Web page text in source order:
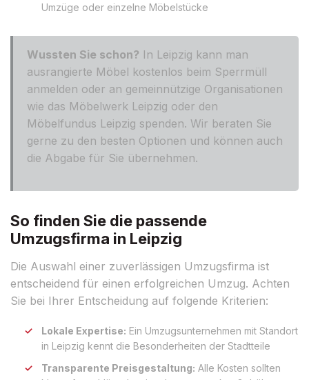
Umzüge oder einzelne Möbelstücke
Wussten Sie schon? In Leipzig kann man
ausrangierte Möbel kostenlos beim Sperrmüll
anmelden oder an gemeinnützige Organisationen
wie das Möbelwerk Leipzig oder den
Möbelfundus Leipzig spenden. Wir beraten Sie
gerne zu den besten Optionen und können auch
die Abgabe für Sie übernehmen.
So finden Sie die passende
Umzugsfirma in Leipzig
Die Auswahl einer zuverlässigen Umzugsfirma ist
entscheidend für einen erfolgreichen Umzug. Achten
Sie bei Ihrer Entscheidung auf folgende Kriterien:
Lokale Expertise: Ein Umzugsunternehmen mit Standort
in Leipzig kennt die Besonderheiten der Stadtteile
Transparente Preisgestaltung: Alle Kosten sollten